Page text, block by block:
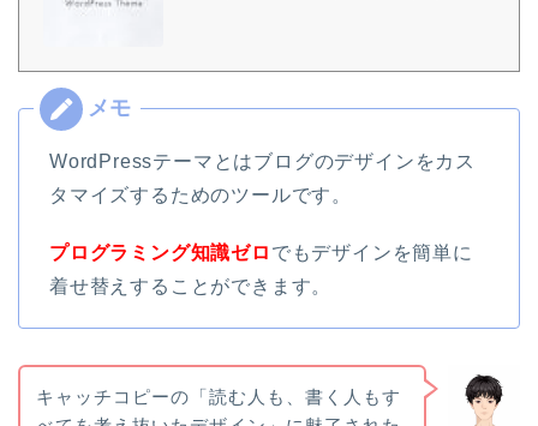
WordPressテーマとはブログのデザインをカス
タマイズするためのツールです。
プログラミング知識ゼロ でもデザインを簡単に
着せ替えすることができます。
キャッチコピーの「読む人も、書く人もす